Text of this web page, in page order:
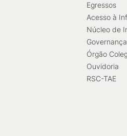
Egressos
Acesso à
Núcleo de
Governança
Órgão
Ouvidoria
RSC-TAE